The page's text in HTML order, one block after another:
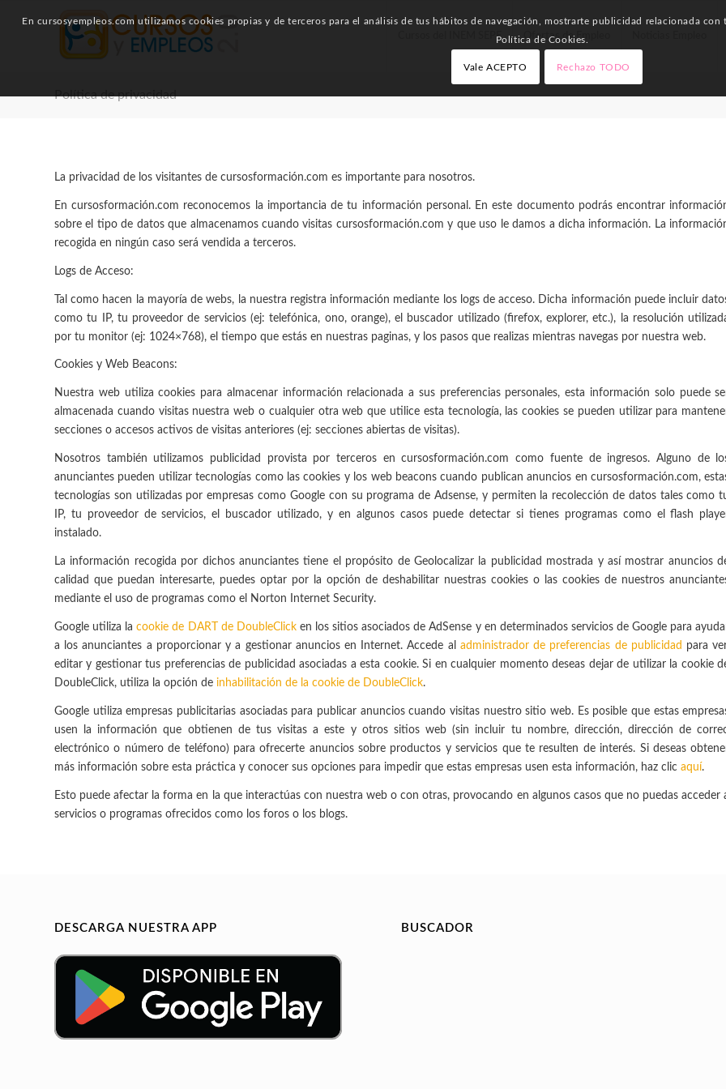
Cursos del INEM SEPE Ofertas de Empleo
Política de privacidad
La privacidad de los visitantes de cursosformación.com es importante para nosotros.
En cursosformación.com reconocemos la importancia de tu información personal. En este documento podrás encontrar
sobre el tipo de datos que almacenamos cuando visitas cursosformación.com y que uso le damos a dicha información. La
recogida en ningún caso será vendida a terceros.
Logs de Acceso:
Tal como hacen la mayoría de webs, la nuestra registra información mediante los logs de acceso. Dicha información puede incluir
como tu IP, tu proveedor de servicios (ej: telefónica, ono, orange), el buscador utilizado (firefox, explorer, etc.), la resolución
por tu monitor (ej: 1024×768), el tiempo que estás en nuestras paginas, y los pasos que realizas mientras navegas por nuestra web.
Cookies y Web Beacons:
Nuestra web utiliza cookies para almacenar información relacionada a sus preferencias personales, esta información solo puede
almacenada cuando visitas nuestra web o cualquier otra web que utilice esta tecnología, las cookies se pueden utilizar para
secciones o accesos activos de visitas anteriores (ej: secciones abiertas de visitas).
Nosotros también utilizamos publicidad provista por terceros en cursosformación.com como fuente de ingresos. Alguno de
anunciantes pueden utilizar tecnologías como las cookies y los web beacons cuando publican anuncios en cursosformación.com,
tecnologías son utilizadas por empresas como Google con su programa de Adsense, y permiten la recolección de datos tales como
IP, tu proveedor de servicios, el buscador utilizado, y en algunos casos puede detectar si tienes programas como el flash
instalado.
La información recogida por dichos anunciantes tiene el propósito de Geolocalizar la publicidad mostrada y así mostrar anuncios
calidad que puedan interesarte, puedes optar por la opción de deshabilitar nuestras cookies o las cookies de nuestros
mediante el uso de programas como el Norton Internet Security.
Google utiliza lacookie de DART de DoubleClicken los sitios asociados de AdSense y en determinados servicios de Google para
a los anunciantes a proporcionar y a gestionar anuncios en Internet. Accede al administrador de preferencias de publicidad para
editar y gestionar tus preferencias de publicidad asociadas a esta cookie. Si en cualquier momento deseas dejar de utilizar la cookie
DoubleClick, utiliza la opción de inhabilitación de la cookie de DoubleClick.
Google utiliza empresas publicitarias asociadas para publicar anuncios cuando visitas nuestro sitio web. Es posible que estas
usen la información que obtienen de tus visitas a este y otros sitios web (sin incluir tu nombre, dirección, dirección de
electrónico o número de teléfono) para ofrecerte anuncios sobre productos y servicios que te resulten de interés. Si deseas
más información sobre esta práctica y conocer sus opciones para impedir que estas empresas usen esta información, haz clic aquí.
Esto puede afectar la forma en la que interactúas con nuestra web o con otras, provocando en algunos casos que no puedas acceder
servicios o programas ofrecidos como los foros o los blogs.
DESCARGA NUESTRA APP BUSCADOR
En cursosyempleos.com utilizamos cookies propias y de terceros para el análisis de tus hábitos de navegación, mostrarte publicidad relacionada
Política de Cookies.
Vale ACEPTO Rechazo TODO